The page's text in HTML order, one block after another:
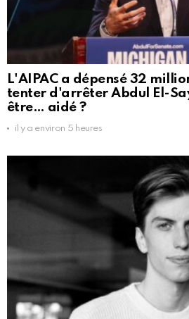
L'AIPAC a dépensé 32
tenter d'arrêter Abdul El-
être… aidé ?
il y a environ 5 heures